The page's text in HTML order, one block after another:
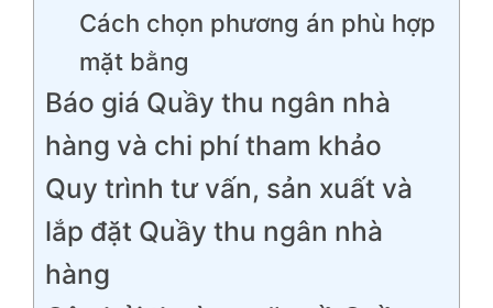
Cách chọn phương án phù hợp
mặt bằng
Báo giá Quầy thu ngân nhà
hàng và chi phí tham khảo
Quy trình tư vấn, sản xuất và
lắp đặt Quầy thu ngân nhà
hàng